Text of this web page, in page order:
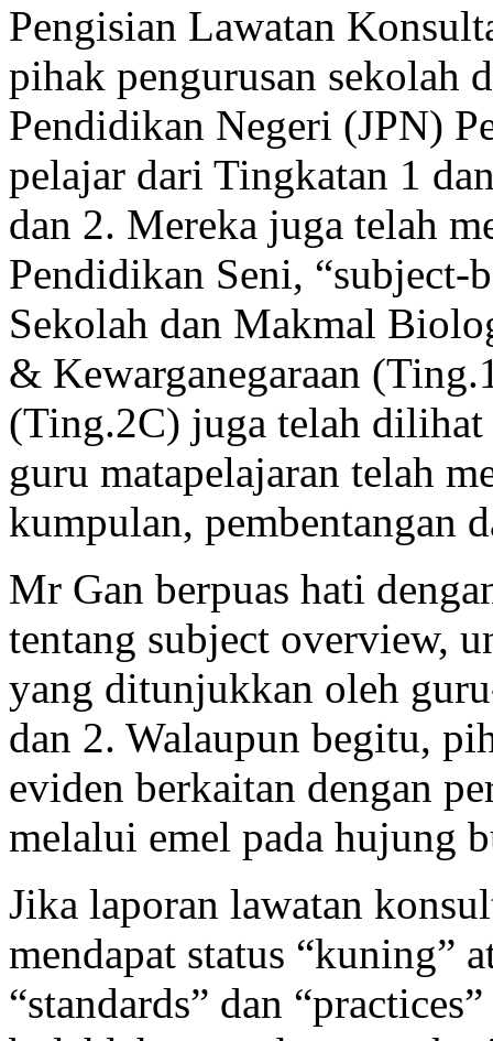
Pengisian Lawatan
pihak pengurusan sekolah
Pendidikan Negeri (JPN)
pelajar dari Tingkatan 1
dan 2. Mereka juga telah
Pendidikan Seni, “subject-
Sekolah dan Makmal
& Kewarganegaraan
(Ting.2C) juga telah dilihat
guru matapelajaran telah
kumpulan, pembentangan
Mr Gan berpuas hati
tentang subject overview,
yang ditunjukkan oleh
dan 2. Walaupun begitu,
eviden berkaitan dengan
melalui emel pada hujung
Jika laporan lawatan
mendapat status “kuning”
“standards” dan